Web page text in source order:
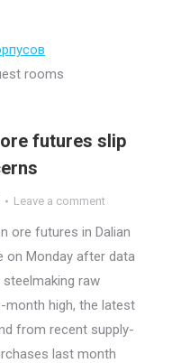
rooms
futures slip
Leave a comment
ore futures in Dalian
on Monday after data
raw
month high, the latest
from recent supply-
last month